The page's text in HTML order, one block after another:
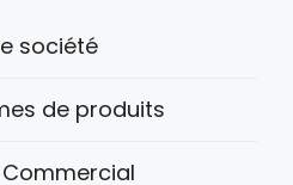
société
de produits